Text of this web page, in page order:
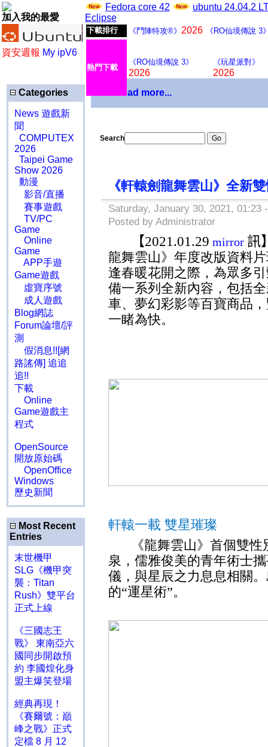
加入我的最愛
資安週報 My ipV6
Fedora core 42
ubuntu 24.04.2
Eclipse
下載排行 《鬥陣特攻®》 2026 《RO仙境傳說 3
熱門下載
《RO仙境傳說 3》
2026
《玩星派對》
2026
Categories
News 遊戲新
聞
COMPUTEX
2026
Taipei Game
Show 2026
動漫
影音/直播
賽事遊戲
TV/PC
Game
Online
Game
APP手遊
Game遊戲
虛寶序號
成人遊戲
Blog網誌
Forum論壇/評
測
假消息!![網
路謠傳] 追追
追!!
下載
Online
Game遊戲主
程式
OpenSource
開放原始碼
OpenOffice
Windows
歷史新聞
Most Recent
Entries
末世機甲
SLG《機甲突
襲：Titan
Rush》雙平台
正式上線
《三國志王
戰》 東南亞六
國同步開啟預
約 李國煌化身
盟主爆笑登場
經典再現！
《賽爾號：巔
峰之戰》正式
定檔 8 月 12
Download more...
Search
《軒轅劍龍舞雲山》全新
Saturday, January 30, 2021, 01:23
Posted by Administrator
【2021 .01.29 mirror 訊
龍舞雲山》年度改版資料
逢春暖花開之際，為眾多
備一系列全新內容，包括
車、夢幻彩影等百寶商品
一睹為快。
軒轅一載 雙星璀璨
《龍舞雲山》首個雙
泉，儒雅俊美的青年術士
儀，與星辰之力息息相關
的“運星術”。